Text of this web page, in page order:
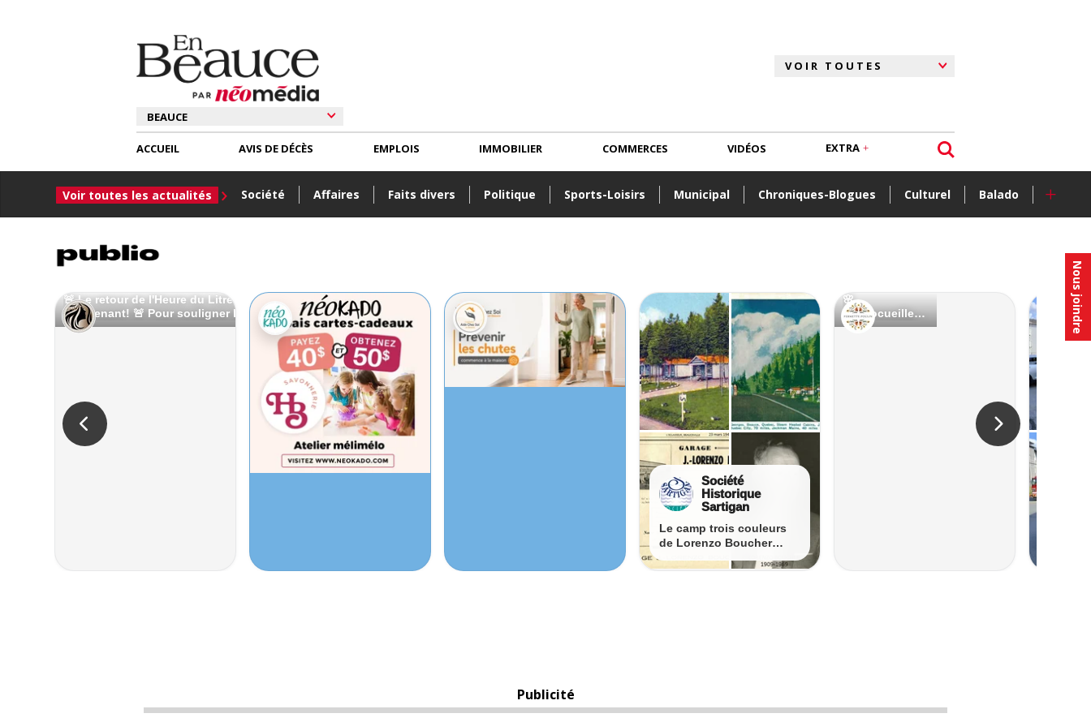
Nous joindre
ACCUEIL
Voir toutes les actualités Société Affaires Faits divers Politique Sports-Loisirs Municipal Chroniques-Blogues Culturel Balado +
AVIS DE DÉCÈS EMPLOIS IMMOBILIER COMMERCES VIDÉOS EXTRA
Publicité